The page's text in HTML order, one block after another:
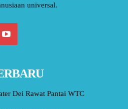
universal.
Dei Rawat Pantai WTC